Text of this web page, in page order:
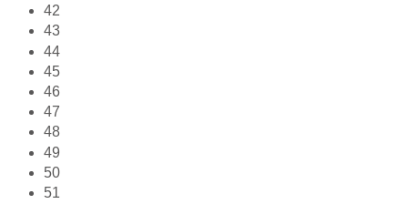
42
43
44
45
46
47
48
49
50
51